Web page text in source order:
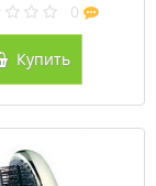
0
Купить